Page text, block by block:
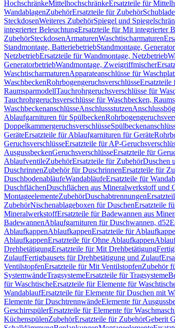
HochschränkeMittelhochschränkeErsatzteile für
WandablagenZubehörErsatzteile für Zubehör
SteckdosenWeiteres ZubehörSpiegel und
integrierter BeleuchtungErsatzteile für Mit integrierter
ZubehörSteckdosenArmaturenWaschtischarmaturen
Standmontage, BatteriebetriebStandmontage,
NetzbetriebErsatzteile für Wandmontage, Netzbetrieb
GeneratorbetriebWandmontage, Zweigriffmischer
WaschtischarmaturenApparateanschlüsse für
WaschbeckenRohrbogengeruchsverschlüsseErsatzteile
RaumsparmodellTauchrohrgeruchsverschlüsse für
Tauchrohrgeruchsverschlüsse für Waschbecken,
WaschbeckenanschlüsseAnschlussstutzen
Ablaufgarnituren für Spülbecken
Doppelkammergeruchsverschlüsse
GeräteErsatzteile für Ablaufgarnituren für Geräte
GeruchsverschlüsseErsatzteile für AP-
AusgussbeckenGeruchsverschlüsseErsatzteile für
AblaufventileZubehörErsatzteile für ZubehörDuschen
DuschrinnenZubehör für DuschrinnenErsatzteile für
DuschbodenabläufeWandabläufeErsatzteile für
DuschflächenDuschflächen aus Mineralwerkstoff und
MontageelementeZubehörDuschabtrennungen
ZubehörNischenablageboxen für DuschenErsatzteile
MineralwerkstoffErsatzteile für Badewannen aus
BadewannenAblaufgarnituren für Duschwannen, d52
AblaufkappenAblaufkappenErsatzteile für
AblaufkappenErsatzteile für Ohne Ablaufkappen
DrehbetätigungErsatzteile für Mit Drehbetätigung
ZulaufFertigbausets für Drehbetätigung und Zulauf
VentilstopfenErsatzteile für Mit VentilstopfenZubehör
SystemwändeTragsystemeErsatzteile für Tragsysteme
für WaschtischeErsatzteile für Elemente für
WandablaufErsatzteile für Elemente für Duschen mit
Elemente für DuschtrennwändeElemente für
GeschirrspülerErsatzteile für Elemente für
KüchenspülenZubehörErsatzteile für ZubehörGeberit